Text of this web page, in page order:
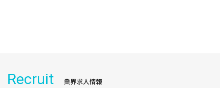
Recruit 業界求人情報